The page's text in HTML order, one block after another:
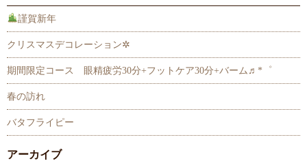
謹賀新年
クリスマスデコレーション✲
期間限定コース 眼精疲労30分+フットケア30分+バーム♬*゜
春の訪れ
バタフライピー
アーカイブ